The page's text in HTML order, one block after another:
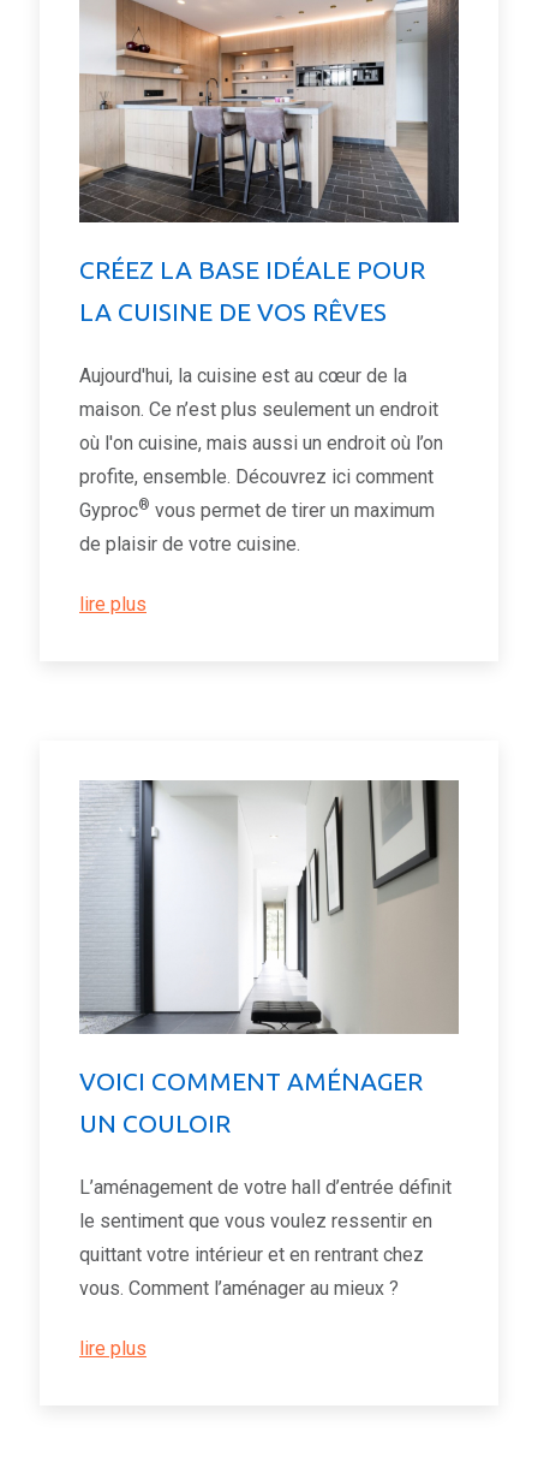
CRÉEZ LA BASE IDÉALE POUR
LA CUISINE DE VOS RÊVES
Aujourd'hui, la cuisine est au cœur de la
maison. Ce n’est plus seulement un endroit
où l'on cuisine, mais aussi un endroit où l’on
profite, ensemble. Découvrez ici comment
Gyproc® vous permet de tirer un maximum
de plaisir de votre cuisine.
lire plus
VOICI COMMENT AMÉNAGER
UN COULOIR
L’aménagement de votre hall d’entrée définit
le sentiment que vous voulez ressentir en
quittant votre intérieur et en rentrant chez
vous. Comment l’aménager au mieux ?
lire plus